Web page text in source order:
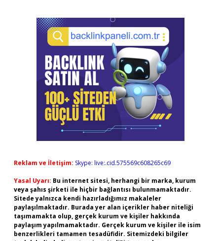
Reklam ve İletişim: Skype: live:.cid.575569c608265c69
Yasal Uyarı: Bu internet sitesi, herhangi bir marka, kurum
veya şahıs şirketi ile hiçbir bağlantısı bulunmamaktadır.
Sitede yalnızca kendi hazırladığımız makaleler
paylaşılmaktadır. Burada yer alan içerikler haber niteliği
taşımamakta olup, gerçek kurum ve kişiler hakkında
paylaşım yapılmamaktadır. Gerçek kurum ve kişiler ile isim
benzerlikleri tamamen tesadüfidir. Sitemizdeki bilgiler